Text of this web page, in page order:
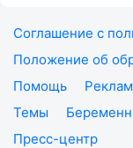
Соглашение с
Положение об
Помощь
Темы
Пресс-центр